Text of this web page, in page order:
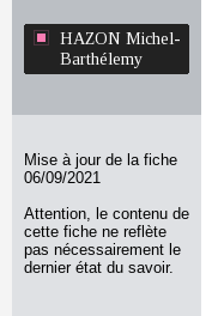
HAZON Michel-
Barthélemy
Mise à jour de la fiche
06/09/2021
Attention, le contenu de
cette fiche ne reflète
pas nécessairement le
dernier état du savoir.